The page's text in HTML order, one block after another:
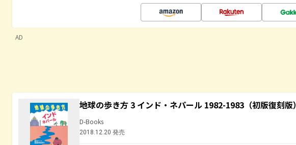
AD
地球の歩き方 3 インド・ネパール 1982-1983（初版復刻版）
D-Books
2018.12.20 発売